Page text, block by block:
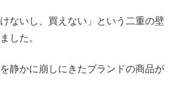
ないし、買えない」という二重の壁
した。
静かに崩しにきたブランドの商品が